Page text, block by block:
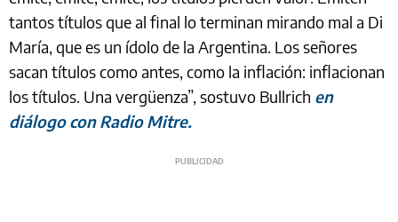
tantos títulos que al final lo terminan mirando mal a Di
María, que es un ídolo de la Argentina. Los señores
sacan títulos como antes, como la inflación: inflacionan
los títulos. Una vergüenza”, sostuvo Bullrich en
diálogo con Radio Mitre.